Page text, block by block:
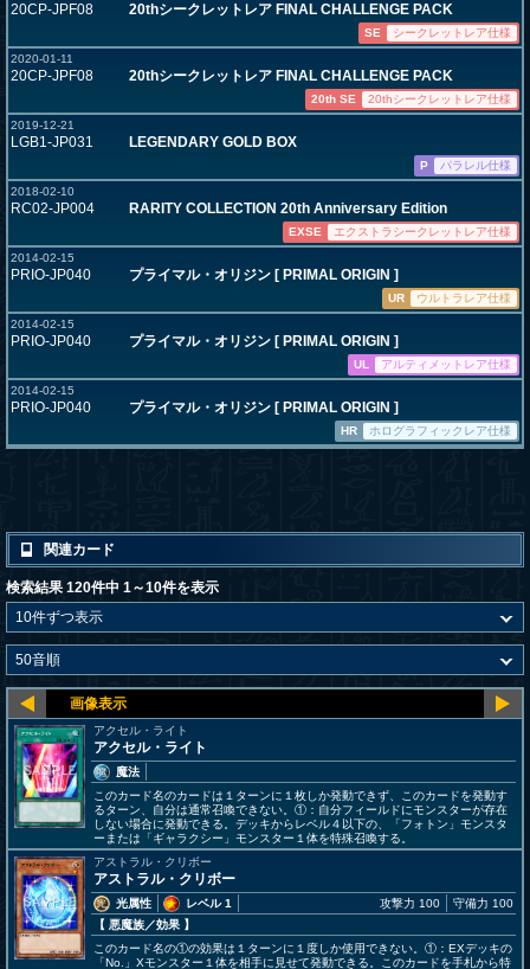
20CP-JPF08 20thシークレットレア FINAL CHALLENGE PACK
SE
シークレットレア仕様
2020-01-11
20CP-JPF08 20thシークレットレア FINAL CHALLENGE PACK
20th SE
20thシークレットレア仕様
2019-12-21
LGB1-JP031 LEGENDARY GOLD BOX
P
パラレル仕様
2018-02-10
RC02-JP004 RARITY COLLECTION 20th Anniversary Edition
EXSE
エクストラシークレットレア仕様
2014-02-15
PRIO-JP040 プライマル・オリジン [ PRIMAL ORIGIN ]
UR
ウルトラレア仕様
2014-02-15
PRIO-JP040 プライマル・オリジン [ PRIMAL ORIGIN ]
UL
アルティメットレア仕様
2014-02-15
PRIO-JP040 プライマル・オリジン [ PRIMAL ORIGIN ]
HR ホログラフィックレア仕様
関連カード
検索結果 120件中 1～10件を表示
アクセル・ライト
アクセル・ライト
魔法
このカード名のカードは１ターンに１枚しか発動できず、このカードを発動す
るターン、自分は通常召喚できない。①：自分フィールドにモンスターが存在
しない場合に発動できる。デッキからレベル４以下の、「フォトン」モンスタ
ーまたは「ギャラクシー」モンスター１体を特殊召喚する。
アストラル・クリボー
アストラル・クリボー
光属性
レベル 1
【 悪魔族／効果 】
攻撃力 100 守備力 100
このカード名の①の効果は１ターンに１度しか使用できない。①：EXデッキの
「No.」Xモンスター１体を相手に見せて発動できる。このカードを手札から特